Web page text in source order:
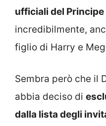
ufficiali del Principe
incredibilmente,
figlio di Harry e
Sembra però che il
abbia deciso di
dalla lista degli